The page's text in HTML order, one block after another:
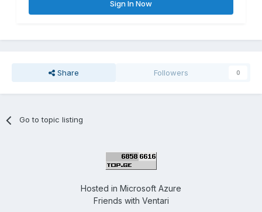
Sign In Now
Share Followers 0
Go to topic listing
Hosted in Microsoft Azure
Friends with Ventari